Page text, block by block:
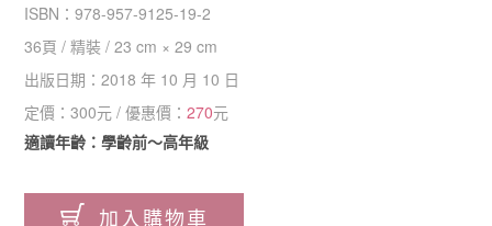
ISBN：978-957-9125-19-2
36頁 /精裝 /23 cm × 29 cm
出版日期：2018 年 10 月 10 日
定價：300元 / 優惠價：270元
適讀年齡：學齡前～高年級
加入購物車